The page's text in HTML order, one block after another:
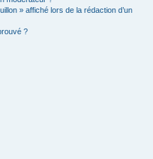
» affiché lors de la rédaction d’un
?